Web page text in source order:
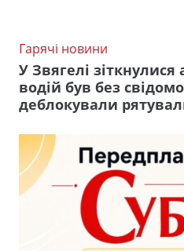
Гарячі новини
У Звягелі
водій був без
деблокували